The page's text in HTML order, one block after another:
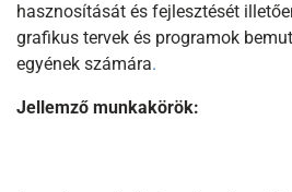
hasznosítását és fejlesztését
grafikus tervek és programok
egyének számára.
Jellemző munkakörök: